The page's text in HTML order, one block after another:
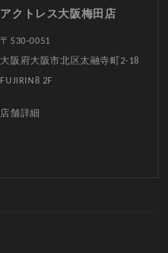
アクトレス大阪梅田店
〒530-0051
大阪府大阪市北区太融寺町2-18
FUJIRIN8 2F
店舗詳細